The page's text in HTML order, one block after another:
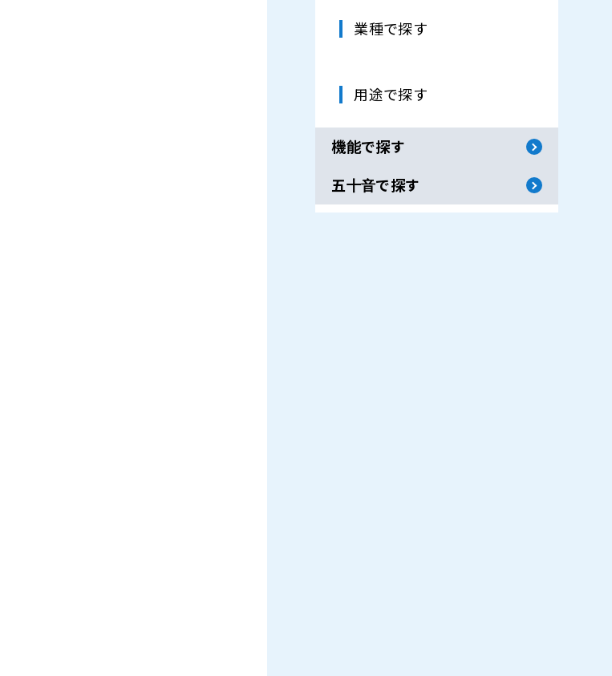
業種で探す
用途で探す
機能で探す
五十音で探す